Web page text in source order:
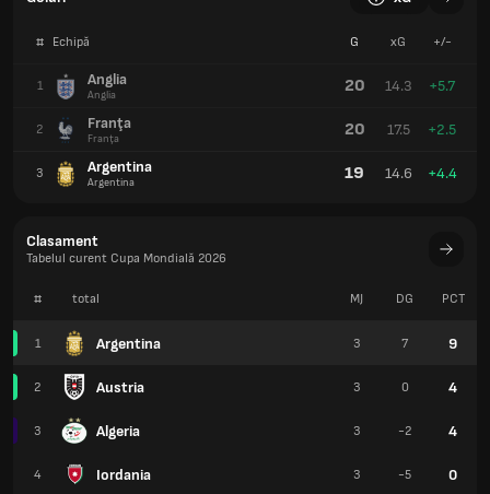
# Echipă G xG +/-
1 Anglia
Anglia 20 14.3 +5.7
2 Franţa
Franţa 20 17.5 +2.5
3 Argentina
Argentina 19 14.6 +4.4
Clasament
Tabelul curent Cupa Mondială 2026
# total
1 Argentina
2 Austria
3 Algeria
4 Iordania
MJ DG PCT
3 7 9
3 0 4
3 -2 4
3 -5 0